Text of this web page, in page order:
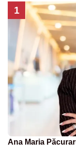
1
Ana Maria